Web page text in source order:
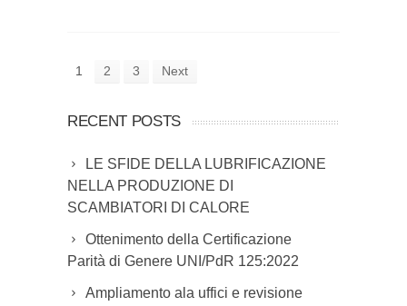
1 2 3 Next
RECENT POSTS
LE SFIDE DELLA LUBRIFICAZIONE
NELLA PRODUZIONE DI
SCAMBIATORI DI CALORE
Ottenimento della Certificazione
Parità di Genere UNI/PdR 125:2022
Ampliamento ala uffici e revisione